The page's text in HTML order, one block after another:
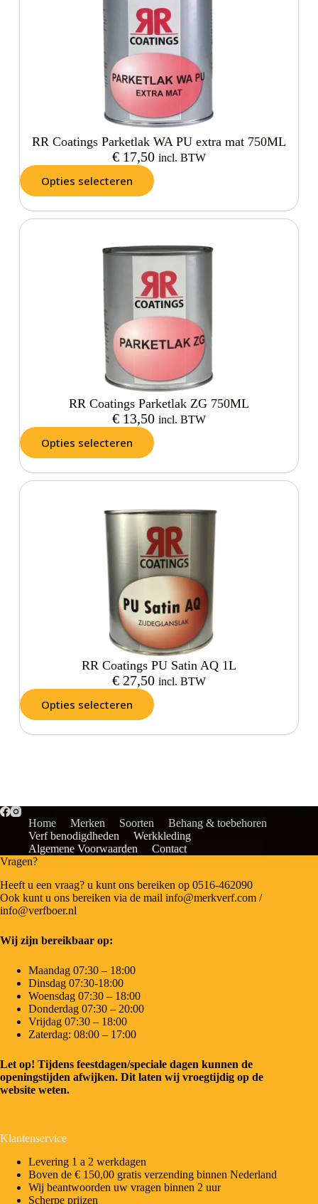
RR Coatings Parketlak WA PU extra mat 750ML
€17,50 incl. BTW
Opties selecteren
RR Coatings Parketlak ZG 750ML
€13,50 incl. BTW
Opties selecteren
RR Coatings PU Satin AQ 1L
€27,50 incl. BTW
Opties selecteren
Home Merken Soorten
Behang & toebehoren
Verf benodigdheden
Werkkleding
Algemene Voorwaarden
Contact
Vragen?
Heeft u een vraag? u kunt ons bereiken op 0516-462090
Ook kunt u ons bereiken via de mail info@merkverf.com /
info@verfboer.nl
Wij zijn bereikbaar op:
Maandag 07:30 – 18:00
Dinsdag 07:30-18:00
Woensdag 07:30 – 18:00
Donderdag 07:30 – 20:00
Vrijdag 07:30 – 18:00
Zaterdag: 08:00 – 17:00
Let op! Tijdens feestdagen/speciale dagen kunnen de
openingstijden afwijken. Dit laten wij vroegtijdig op de
website weten.
Klantenservice
Levering 1 a 2 werkdagen
Boven de € 150,00 gratis verzending binnen Nederland
Wij beantwoorden uw vragen binnen 2 uur
Scherpe prijzen